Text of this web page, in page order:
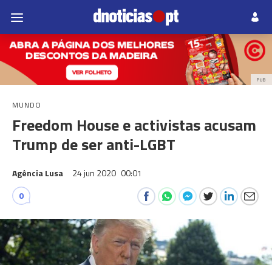
PUB
MUNDO
Freedom House e activistas acusam
Trump de ser anti-LGBT
Agência Lusa 24 jun 2020 00:01
0